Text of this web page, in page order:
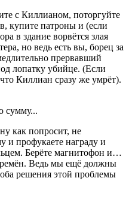
с Киллианом, поторгуйте
купите патроны и (если
в здание ворвётся злая
но ведь есть вы, борец за
прервавший
лопатку убийце. (Если
Киллиан сразу же умрёт).
сумму...
как попросит, не
и профукаете награду и
Берёте магнитофон и…
Ведь мы ещё должны
решения этой проблемы